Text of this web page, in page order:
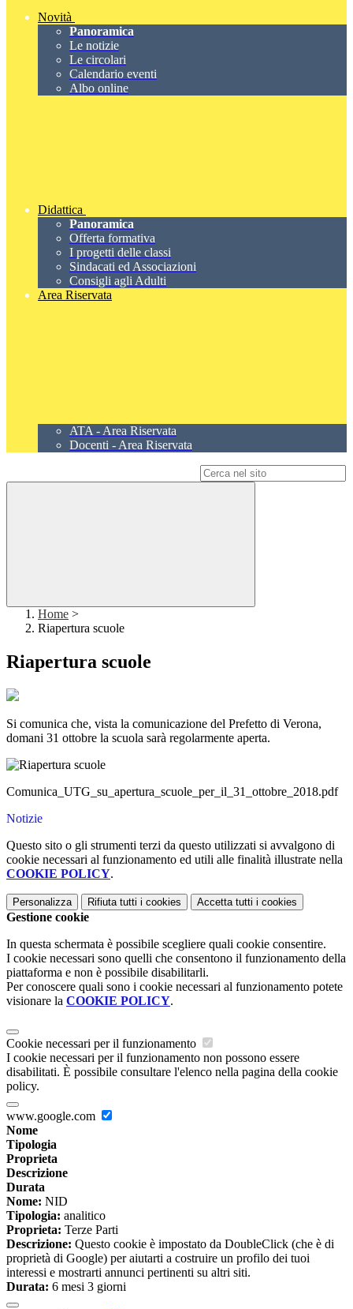
Novità
Panoramica
Le notizie
Le circolari
Calendario eventi
Albo online
Didattica
Panoramica
Offerta formativa
I progetti delle classi
Sindacati ed Associazioni
Consigli agli Adulti
Area Riservata
ATA - Area Riservata
Docenti - Area Riservata
Home >
Riapertura scuole
Riapertura scuole
Si comunica che, vista la comunicazione del Prefetto di Verona,
domani 31 ottobre la scuola sarà regolarmente aperta.
Comunica_UTG_su_apertura_scuole_per_il_31_ottobre_2018.pdf
Notizie
Questo sito o gli strumenti terzi da questo utilizzati si avvalgono di
cookie necessari al funzionamento ed utili alle finalità illustrate nella
COOKIE POLICY.
Personalizza Rifiuta tutti i cookies Accetta tutti i cookies
Gestione cookie
In questa schermata è possibile scegliere quali cookie consentire.
I cookie necessari sono quelli che consentono il funzionamento della
piattaforma e non è possibile disabilitarli.
Per conoscere quali sono i cookie necessari al funzionamento potete
visionare la COOKIE POLICY.
Cookie necessari per il funzionamento
I cookie necessari per il funzionamento non possono essere
disabilitati. È possibile consultare l'elenco nella pagina della cookie
policy.
www.google.com
Nome
Tipologia
Proprieta
Descrizione
Durata
Nome: NID
Tipologia: analitico
Proprieta: Terze Parti
Descrizione: Questo cookie è impostato da DoubleClick (che è di
proprietà di Google) per aiutarti a costruire un profilo dei tuoi
interessi e mostrarti annunci pertinenti su altri siti.
Durata: 6 mesi 3 giorni